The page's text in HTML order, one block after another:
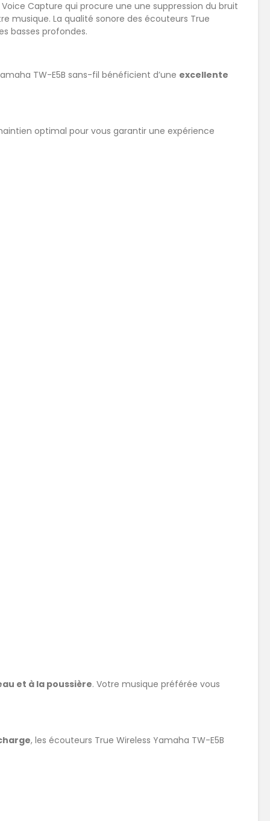
Capture qui procure une une suppression du bruit
musique. La qualité sonore des écouteurs True
basses profondes.
TW-E5B sans-fil bénéficient d’une excellente
optimal pour vous garantir une expérience
et à la poussière. Votre musique préférée vous
, les écouteurs True Wireless Yamaha TW-E5B